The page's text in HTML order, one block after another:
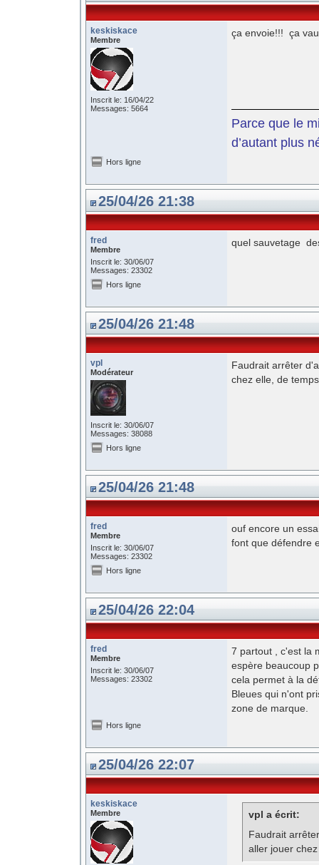
keskiskace
Membre
Inscrit le: 16/04/22
Messages: 5664
ça envoie!!! ça
Parce que le
d’autant plus
Hors ligne
25/04/26 21:38
fred
Membre
Inscrit le: 30/06/07
Messages: 23302
quel sauvetage
Hors ligne
25/04/26 21:48
vpl
Modérateur
Inscrit le: 30/06/07
Messages: 38088
Faudrait arrêter
chez elle, de
Hors ligne
25/04/26 21:48
fred
Membre
Inscrit le: 30/06/07
Messages: 23302
ouf encore un
font que défendre
Hors ligne
25/04/26 22:04
fred
Membre
Inscrit le: 30/06/07
Messages: 23302
7 partout , c'est la
espère beaucoup
cela permet à la
Bleues qui n'ont
zone de marque.
Hors ligne
25/04/26 22:07
keskiskace
Membre
vpl a écrit:
Faudrait
aller jouer